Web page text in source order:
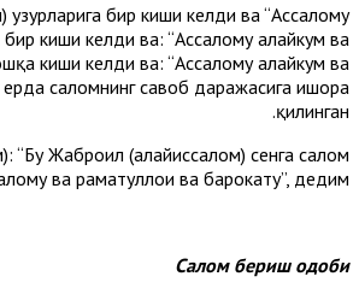
бир киши келди ва “Ассалому
киши келди ва: “Ассалому алайкум ва
киши келди ва: “Ассалому алайкум ва
ерда саломнинг савоб даражасига ишора
қилинган.
“Бу Жаброил (алайҳиссалом) сенга салом
ва раҳматуллоҳи ва барокатуҳ”, дедим».
Салом бериш одоби